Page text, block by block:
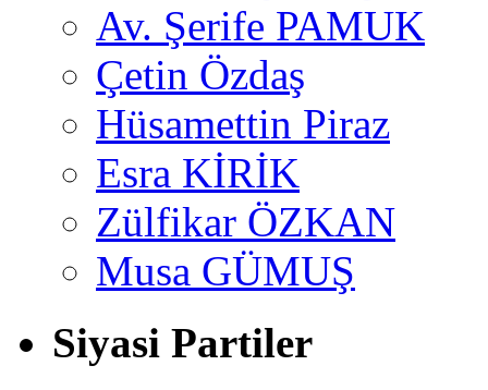
Av. Şerife PAMUK
Çetin Özdaş
Hüsamettin Piraz
Esra KİRİK
Zülfikar ÖZKAN
Musa GÜMUŞ
Siyasi Partiler